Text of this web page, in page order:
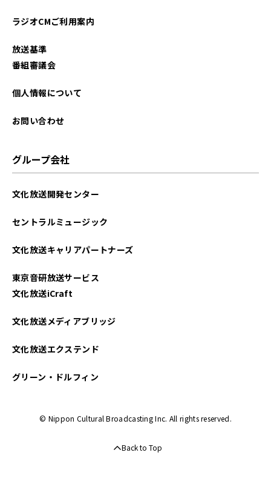
ラジオCMご利用案内
放送基準
番組審議会
個人情報について
お問い合わせ
グループ会社
文化放送開発センター
セントラルミュージック
文化放送キャリアパートナーズ
東京音研放送サービス
文化放送iCraft
文化放送メディアブリッジ
文化放送エクステンド
グリーン・ドルフィン
© Nippon Cultural Broadcasting Inc. All rights reserved.
Back to Top